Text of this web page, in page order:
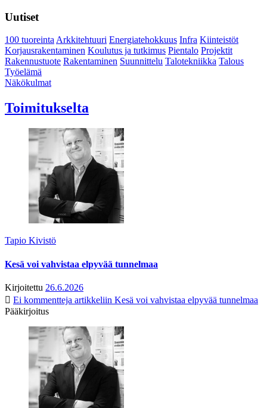
Uutiset
100 tuoreintaArkkitehtuuri Energiatehokkuus Infra Kiinteistöt
Korjausrakentaminen Koulutus ja tutkimus Pientalo Projektit
Rakennustuote Rakentaminen Suunnittelu Talotekniikka Talous
Työelämä
Näkökulmat
Toimitukselta
Tapio Kivistö
Kesä voi vahvistaa elpyvää tunnelmaa
Kirjoitettu 26.6.2026
Ei kommentteja artikkeliin Kesä voi vahvistaa elpyvää tunnelmaa
Pääkirjoitus